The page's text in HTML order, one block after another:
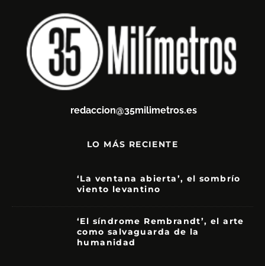
redaccion@35milimetros.es
LO MÁS RECIENTE
‘La ventana abierta’, el sombrío
viento levantino
‘El síndrome Rembrandt’, el arte
como salvaguarda de la
humanidad